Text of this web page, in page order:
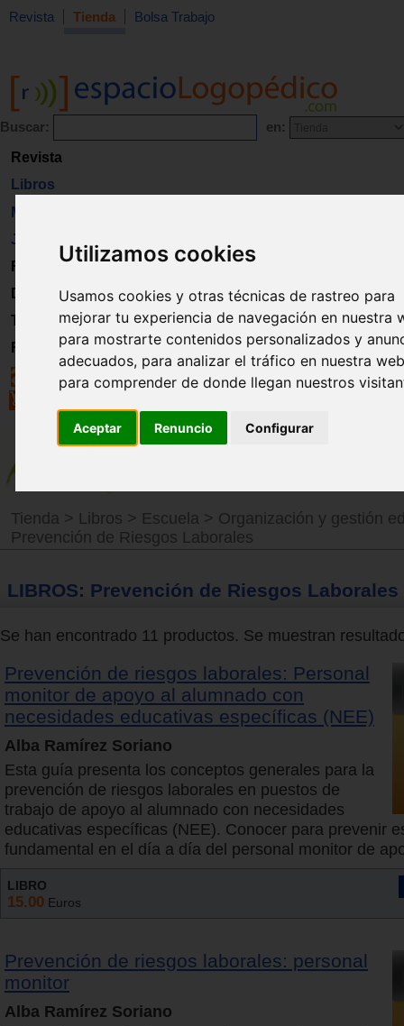
Utilizamos cookies
Usamos cookies y otras técnicas de rastreo para
mejorar tu experiencia de navegación en nuestra
para mostrarte contenidos personalizados y
adecuados, para analizar el tráfico en nuestra
para comprender de donde llegan nuestros
Aceptar Renuncio Configurar
Revista Tienda Bolsa Trabajo
Buscar: en:
Revista
Libros
Material
Juguetes
Formación
Directorio
Trabajo
Registro
Tienda > Libros > Escuela > Organización y gestión
Prevención de Riesgos Laborales
LIBROS: Prevención de Riesgos Laborales
Se han encontrado 11 productos. Se muestran
Prevención de riesgos laborales: Personal
monitor de apoyo al alumnado con
necesidades educativas específicas (NEE)
Alba Ramírez Soriano
Esta guía presenta los conceptos generales para la
prevención de riesgos laborales en puestos de
trabajo de apoyo al alumnado con necesidades
educativas específicas (NEE). Conocer para prevenir
fundamental en el día a día del personal monitor de
LIBRO
15.00 Euros
Prevención de riesgos laborales: personal
monitor
Alba Ramírez Soriano